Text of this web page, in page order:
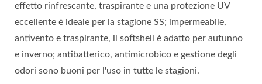
effetto rinfrescante, traspirante e una protezione UV
eccellente è ideale per la stagione SS; impermeabile,
antivento e traspirante, il softshell è adatto per autunno
e inverno; antibatterico, antimicrobico e gestione degli
odori sono buoni per l'uso in tutte le stagioni.